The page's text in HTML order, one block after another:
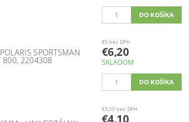
SPORTSMAN
800, 2204308
€5 bez DPH
€6,20
SKLADOM
€3,30 bez DPH
€4,10